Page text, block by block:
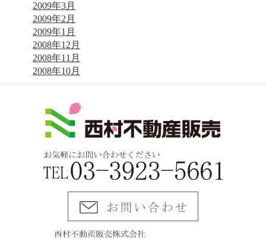
2009年3月
2009年2月
2009年1月
2008年12月
2008年11月
2008年10月